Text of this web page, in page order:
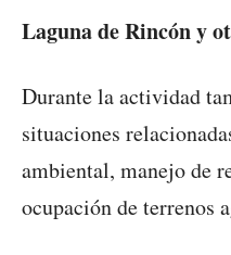
Laguna de Rincón y
Durante la actividad
situaciones
ambiental, manejo de
ocupación de terrenos